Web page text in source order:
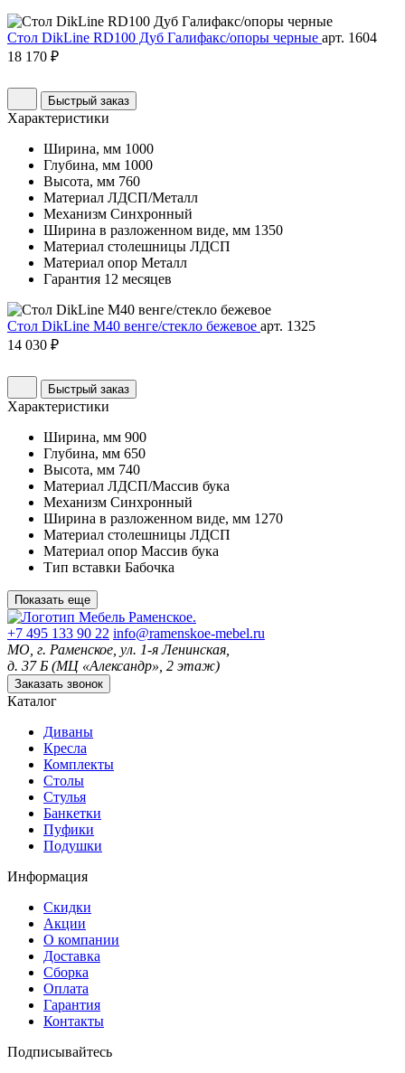
Стол DikLine RD100 Дуб Галифакс/опоры черные арт. 1604
18 170 ₽
Быстрый заказ
Характеристики
Ширина, мм 1000
Глубина, мм 1000
Высота, мм 760
Материал ЛДСП/Металл
Механизм Синхронный
Ширина в разложенном виде, мм 1350
Материал столешницы ЛДСП
Материал опор Металл
Гарантия 12 месяцев
Стол DikLine М40 венге/стекло бежевое арт. 1325
14 030 ₽
Быстрый заказ
Характеристики
Ширина, мм 900
Глубина, мм 650
Высота, мм 740
Материал ЛДСП/Массив бука
Механизм Синхронный
Ширина в разложенном виде, мм 1270
Материал столешницы ЛДСП
Материал опор Массив бука
Тип вставки Бабочка
Показать еще
+7 495 133 90 22 info@ramenskoe-mebel.ru
МО, г. Раменское, ул. 1-я Ленинская,
д. 37 Б (МЦ «Александр», 2 этаж)
Заказать звонок
Каталог
Диваны
Кресла
Комплекты
Столы
Стулья
Банкетки
Пуфики
Подушки
Информация
Скидки
Акции
О компании
Доставка
Сборка
Оплата
Гарантия
Контакты
Подписывайтесь